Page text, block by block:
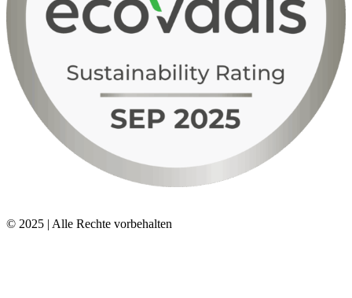
© 2025 | Alle Rechte vorbehalten